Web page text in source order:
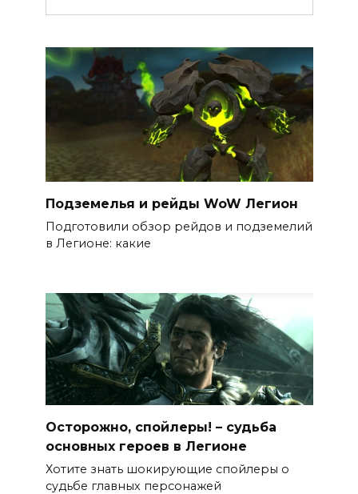
Подземелья и рейды WoW Легион
Подготовили обзор рейдов и подземелий
в Легионе: какие
Осторожно, спойлеры! – судьба
основных героев в Легионе
Хотите знать шокирующие спойлеры о
судьбе главных персонажей